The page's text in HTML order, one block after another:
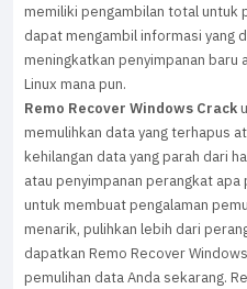
memiliki pengambilan total untuk
dapat mengambil informasi yang
meningkatkan penyimpanan
Linux mana pun.
Remo Recover Windows Crack
memulihkan data yang terhapus
kehilangan data yang parah dari
atau penyimpanan perangkat apa
untuk membuat pengalaman
menarik, pulihkan lebih dari
dapatkan Remo Recover
pemulihan data Anda sekarang.